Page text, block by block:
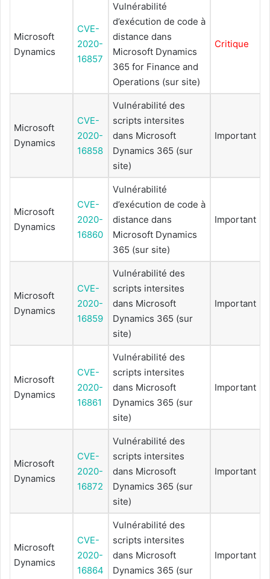
Microsoft
Dynamics
CVE-
2020-
16857
Vulnérabilité
d’exécution de code à
distance dans
Microsoft Dynamics
365 for Finance and
Operations (sur site)
Critique
Microsoft
Dynamics
CVE-
2020-
16858
Vulnérabilité des
scripts intersites
dans Microsoft
Dynamics 365 (sur
site)
Important
Microsoft
Dynamics
CVE-
2020-
16860
Vulnérabilité
d’exécution de code à
distance dans
Microsoft Dynamics
365 (sur site)
Important
Microsoft
Dynamics
CVE-
2020-
16859
Vulnérabilité des
scripts intersites
dans Microsoft
Dynamics 365 (sur
site)
Important
Microsoft
Dynamics
CVE-
2020-
16861
Vulnérabilité des
scripts intersites
dans Microsoft
Dynamics 365 (sur
site)
Important
Microsoft
Dynamics
CVE-
2020-
16872
Vulnérabilité des
scripts intersites
dans Microsoft
Dynamics 365 (sur
site)
Important
Microsoft
Dynamics
CVE-
2020-
16864
Vulnérabilité des
scripts intersites
dans Microsoft
Dynamics 365 (sur
Important